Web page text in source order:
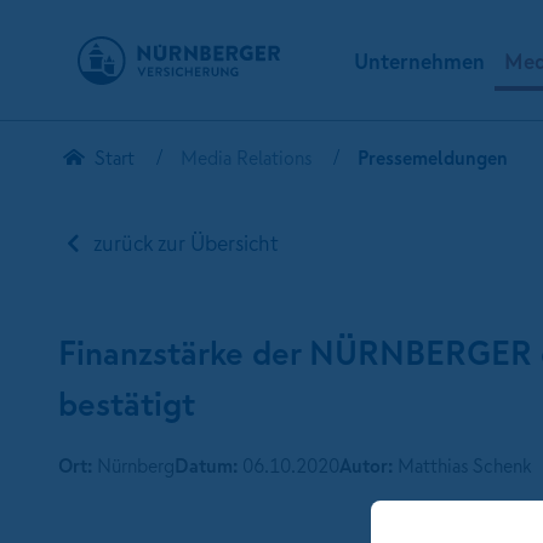
Unternehmen
Start Media Relations Pressemeldungen
zurück zur Übersicht
Finanzstärke der
bestätigt